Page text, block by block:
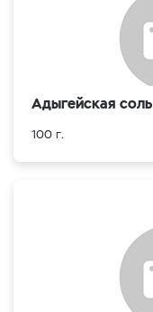
Адыгейская соль
100 г.